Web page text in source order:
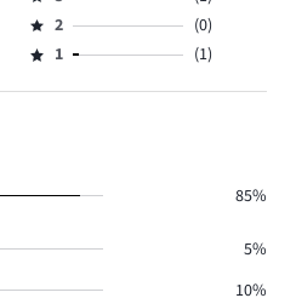
de
voturi
16.
numărul
de
2.
Evaluare
3,
numărul
Evaluare
2,
2
(0)
Evaluare
1,
1 (1)
85%
5%
10%